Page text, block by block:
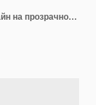
Абстрактный световой градиентный дизайн на прозрачном фоне